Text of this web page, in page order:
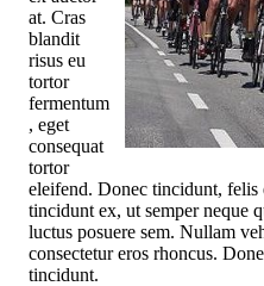
at. Cras
blandit
risus eu
tortor
fermentum
, eget
consequat
tortor
eleifend. Donec tincidunt, felis
tincidunt ex, ut semper neque
luctus posuere sem. Nullam
consectetur eros rhoncus.
tincidunt.